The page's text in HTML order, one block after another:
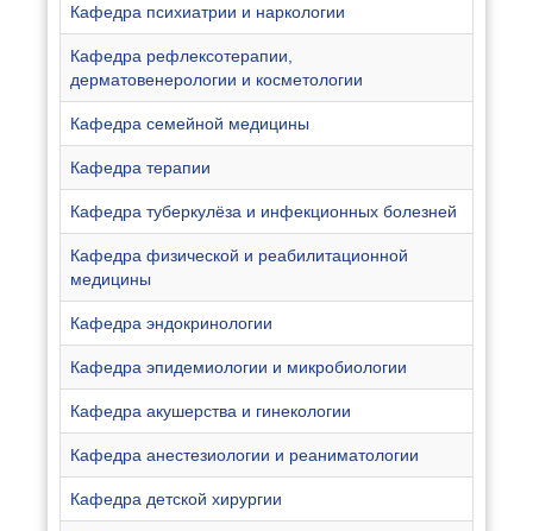
Кафедра психиатрии и наркологии
Кафедра рефлексотерапии,
дерматовенерологии и косметологии
Кафедра семейной медицины
Кафедра терапии
Кафедра туберкулёза и инфекционных болезней
Кафедра физической и реабилитационной
медицины
Кафедра эндокринологии
Кафедра эпидемиологии и микробиологии
Кафедра акушерства и гинекологии
Кафедра анестезиологии и реаниматологии
Кафедра детской хирургии